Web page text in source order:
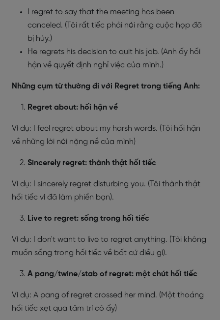
I regret to say that the meeting has been
canceled. (Tôi rất tiếc phải nói rằng cuộc họp đã
bị hủy.)
He regrets his decision to quit his job. (Anh ấy hối
hận về quyết định nghỉ việc của mình.)
Những cụm từ thường đi với Regret trong tiếng Anh:
Regret about: hối hận về
Ví dụ: I feel regret about my harsh words. (Tôi hối hận
về những lời nói nặng nề của mình)
Sincerely regret: thành thật hối tiếc
Ví dụ: I sincerely regret disturbing you. (Tôi thành thật
hối tiếc vì đã làm phiền bạn).
Live to regret: sống trong hối tiếc
Ví dụ: I don't want to live to regret anything. (Tôi không
muốn sống trong hối tiếc về bất cứ điều gì).
A pang/twine/stab of regret: một chút hối tiếc
Ví dụ: A pang of regret crossed her mind. (Một thoáng
hối tiếc xẹt qua tâm trí cô ấy)